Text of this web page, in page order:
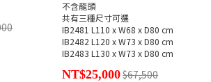
不含龍頭
共有三種尺寸可選
IB2481 L110 x W68 x D80 cm
IB2482 L120 x W73 x D80 cm
IB2483 L130 x W73 x D80 cm
NT$25,000$67,500